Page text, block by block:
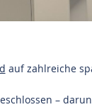
auf zahlreiche
–